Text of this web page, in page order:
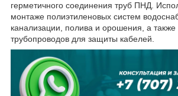
герметичного соединения труб ПНД.
монтаже полиэтиленовых систем
канализации, полива и орошения, а также
трубопроводов для защиты кабелей.